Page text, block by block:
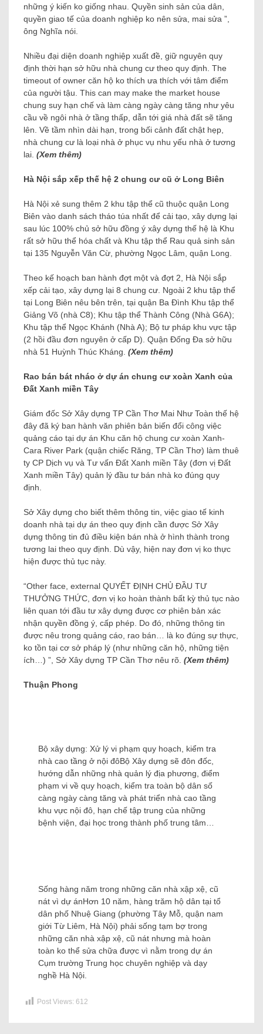
những ý kiến ​​ko giống nhau. Quyền sinh sản của dân,
quyền giao tế của doanh nghiệp ko nên sửa, mai sửa ”,
ông Nghĩa nói.
Nhiều đại diện doanh nghiệp xuất đề, giữ nguyên quy
định thời hạn sở hữu nhà chung cư theo quy định. The
timeout of owner căn hộ ko thích ưa thích với tâm điểm
của người tậu. This can may make the market house
chung suy hạn chế và làm càng ngày càng tăng như yêu
cầu về ngôi nhà ở tầng thấp, dẫn tới giá nhà đất sẽ tăng
lên. Về tầm nhìn dài hạn, trong bối cảnh đất chật hẹp,
nhà chung cư là loại nhà ở phục vụ nhu yếu nhà ở tương
lai. (Xem thêm)
Hà Nội sắp xếp thế hệ 2 chung cư cũ ở Long Biên
Hà Nội xẻ sung thêm 2 khu tập thể cũ thuộc quận Long
Biên vào danh sách tháo túa nhất để cải tạo, xây dựng lại
sau lúc 100% chủ sở hữu đồng ý xây dựng thế hệ là Khu
rất sở hữu thể hóa chất và Khu tập thể Rau quả sinh sản
tại 135 Nguyễn Văn Cừ, phường Ngọc Lâm, quận Long.
Theo kế hoạch ban hành đợt một và đợt 2, Hà Nội sắp
xếp cải tạo, xây dựng lại 8 chung cư. Ngoài 2 khu tập thể
tại Long Biên nêu bên trên, tại quận Ba Đình Khu tập thể
Giảng Võ (nhà C8); Khu tập thể Thành Công (Nhà G6A);
Khu tập thể Ngọc Khánh (Nhà A); Bộ tư pháp khu vực tập
(2 hồi đầu đơn nguyên ở cấp D). Quận Đống Đa sở hữu
nhà 51 Huỳnh Thúc Kháng. (Xem thêm)
Rao bán bát nháo ở dự án chung cư xoàn Xanh của
Đất Xanh miền Tây
Giám đốc Sở Xây dựng TP Cần Thơ Mai Như Toàn thế hệ
đây đã ký ban hành văn phiên bản biến đổi công việc
quảng cáo tại dự án Khu căn hộ chung cư xoàn Xanh-
Cara River Park (quận chiếc Răng, TP Cần Thơ) làm thuê
ty CP Dịch vụ và Tư vấn Đất Xanh miền Tây (đơn vị Đất
Xanh miền Tây) quản lý đầu tư bán nhà ko đúng quy
định.
Sở Xây dựng cho biết thêm thông tin, việc giao tế kinh
doanh nhà tại dự án theo quy định cần được Sở Xây
dựng thông tin đủ điều kiện bán nhà ở hình thành trong
tương lai theo quy định. Dù vậy, hiện nay đơn vị ko thực
hiện được thủ tục này.
“Other face, external QUYẾT ĐỊNH CHỦ ĐẦU TƯ
THƯỞNG THỨC, đơn vị ko hoàn thành bất kỳ thủ tục nào
liên quan tới đầu tư xây dựng được cơ phiên bản xác
nhận quyền đồng ý, cấp phép. Do đó, những thông tin
được nêu trong quảng cáo, rao bán… là ko đúng sự thực,
ko tồn tại cơ sở pháp lý (như những căn hộ, những tiện
ích…) ”, Sở Xây dựng TP Cần Thơ nêu rõ. (Xem thêm)
Thuận Phong
Bộ xây dựng: Xử lý vi phạm quy hoạch, kiểm tra
nhà cao tầng ở nội đôBộ Xây dựng sẽ đôn đốc,
hướng dẫn những nhà quản lý địa phương, điểm
phạm vi về quy hoạch, kiểm tra toàn bộ dân số
càng ngày càng tăng và phát triển nhà cao tầng
khu vực nội đô, hạn chế tập trung của những
bệnh viện, đại học trong thành phố trung tâm…
Sống hàng năm trong những căn nhà xập xệ, cũ
nát vì dự ánHơn 10 năm, hàng trăm hộ dân tại tổ
dân phố Nhuệ Giang (phường Tây Mỗ, quận nam
giới Từ Liêm, Hà Nội) phải sống tạm bợ trong
những căn nhà xập xệ, cũ nát nhưng mà hoàn
toàn ko thể sửa chữa được vì nằm trong dự án
Cụm trường Trung học chuyên nghiệp và dạy
nghề Hà Nội.
Post Views: 612